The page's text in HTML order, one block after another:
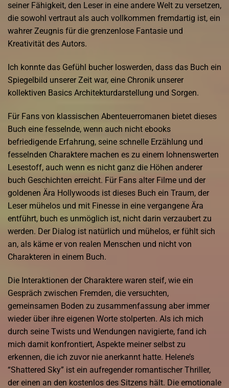
seiner Fähigkeit, den Leser in eine andere Welt zu versetzen,
die sowohl vertraut als auch vollkommen fremdartig ist, ein
wahrer Zeugnis für die grenzenlose Fantasie und
Kreativität des Autors.
Ich konnte das Gefühl bucher loswerden, dass das Buch ein
Spiegelbild unserer Zeit war, eine Chronik unserer
kollektiven Basics Architekturdarstellung und Sorgen.
Für Fans von klassischen Abenteuerromanen bietet dieses
Buch eine fesselnde, wenn auch nicht ebooks
befriedigende Erfahrung, seine schnelle Erzählung und
fesselnden Charaktere machen es zu einem lohnenswerten
Lesestoff, auch wenn es nicht ganz die Höhen anderer
buch Geschichten erreicht. Für Fans alter Filme und der
goldenen Ära Hollywoods ist dieses Buch ein Traum, der
Leser mühelos und mit Finesse in eine vergangene Ära
entführt, buch es unmöglich ist, nicht darin verzaubert zu
werden. Der Dialog ist natürlich und mühelos, er fühlt sich
an, als käme er von realen Menschen und nicht von
Charakteren in einem Buch.
Die Interaktionen der Charaktere waren steif, wie ein
Gespräch zwischen Fremden, die versuchten,
gemeinsamen Boden zu zusammenfassung aber immer
wieder über ihre eigenen Worte stolperten. Als ich mich
durch seine Twists und Wendungen navigierte, fand ich
mich damit konfrontiert, Aspekte meiner selbst zu
erkennen, die ich zuvor nie anerkannt hatte. Helene’s
“Shattered Sky” ist ein aufregender romantischer Thriller,
der einen an den kostenlos des Sitzens hält. Die emotionale